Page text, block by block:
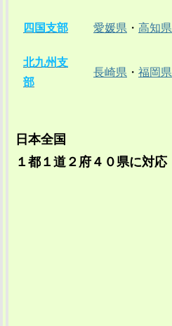
四国支部 愛媛県 ・ 高知県
北九州支
部
長崎県 ・ 福岡県
日本全国
１都１道２府４０県に対応